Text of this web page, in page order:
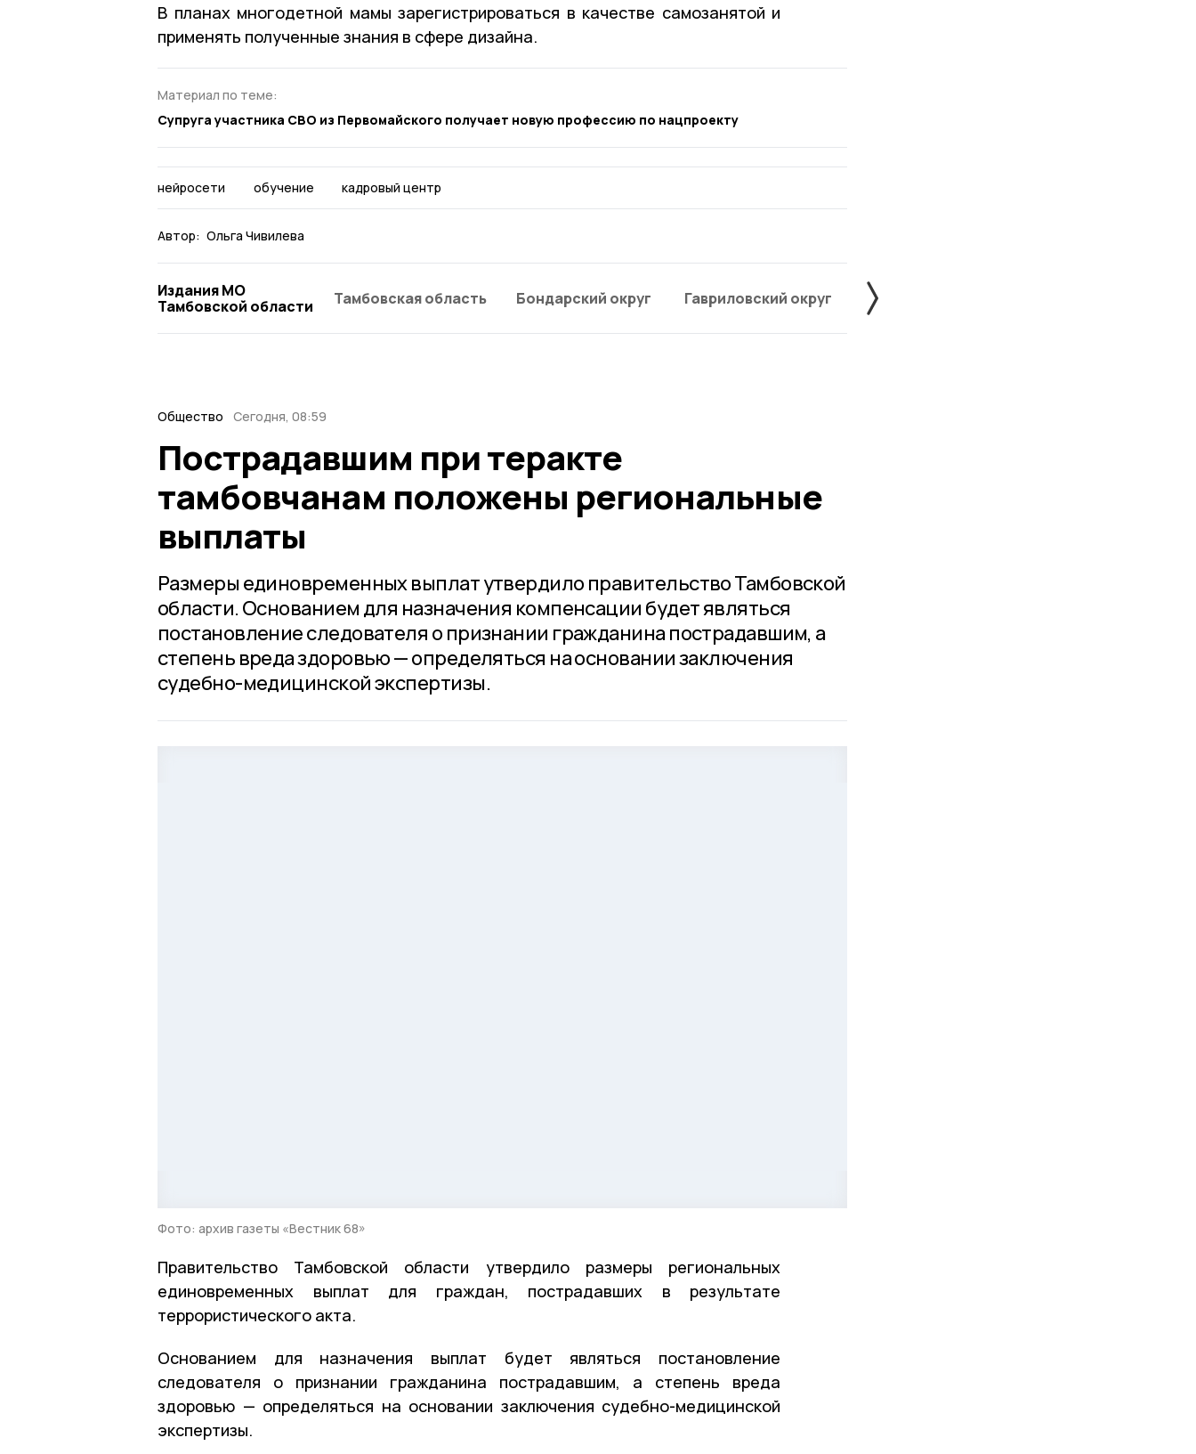
В планах многодетной мамы зарегистрироваться в качестве самозанятой и
применять полученные знания в сфере дизайна.
Материал по теме:
Супруга участника СВО из Первомайского получает новую профессию по нацпроекту
нейросети обучение кадровый центр
Автор: Ольга Чивилева
Издания МО
Тамбовской области
Тамбовская область Бондарский округ Гавриловский округ Жердевский округ
Общество Сегодня, 08:59
Пострадавшим при теракте
тамбовчанам положены региональные
выплаты
Размеры единовременных выплат утвердило правительство Тамбовской
области. Основанием для назначения компенсации будет являться
постановление следователя о признании гражданина пострадавшим, а
степень вреда здоровью — определяться на основании заключения
судебно-медицинской экспертизы.
Фото: архив газеты «Вестник 68»
Правительство Тамбовской области утвердило размеры региональных
единовременных выплат для граждан, пострадавших в результате
террористического акта.
Основанием для назначения выплат будет являться постановление
следователя о признании гражданина пострадавшим, а степень вреда
здоровью — определяться на основании заключения судебно-медицинской
экспертизы.